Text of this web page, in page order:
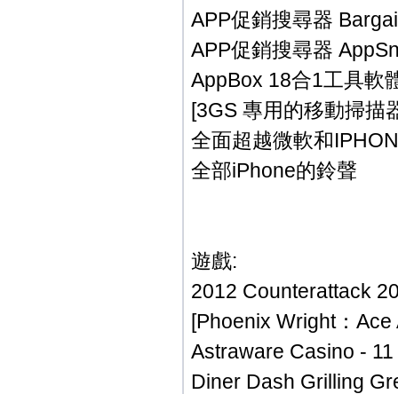
APP促銷搜尋器
APP促銷搜尋器
AppBox 18合1工具軟
[3GS 專用的移動掃描
全面超越微軟和
全部iPhone的鈴聲
遊戲:
2012 Counterattack
[Phoenix Wright：
Astraware Casino -
Diner Dash Grilling